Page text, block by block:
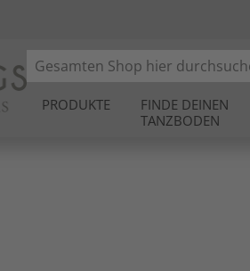
Search
PRODUKTE
FINDE DEINEN
TANZBODEN